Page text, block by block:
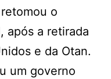
o
após a retirada
e da Otan.
um governo